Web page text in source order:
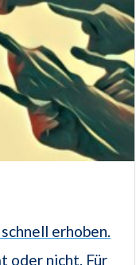
erhoben.
oder nicht. Für